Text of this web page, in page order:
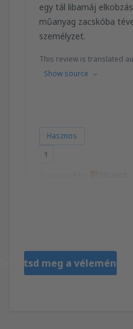
egy tál libamáj
műanyag zacskóba
személyzet.
This review is translated
Show source
Hasznos
1
meg a